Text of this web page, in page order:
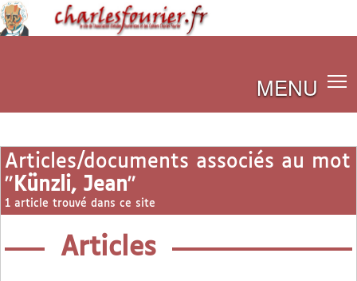
MENU
Articles/documents associés au mot
" Künzli, Jean"
1 article trouvé dans ce site
Articles